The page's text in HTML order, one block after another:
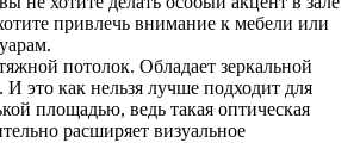
привлечь внимание к мебели или
потолок. Обладает зеркальной
И это как нельзя лучше подходит для
площадью, ведь такая оптическая
расширяет визуальное